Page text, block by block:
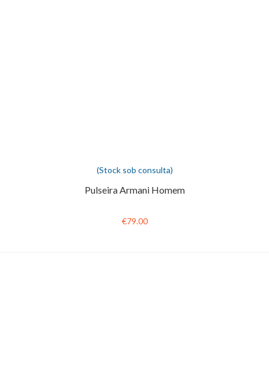
(Stock sob consulta)
Pulseira Armani Homem
€79.00